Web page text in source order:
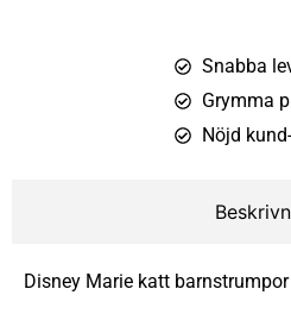
Snabba
Grymma
Nöjd
Disney Marie katt